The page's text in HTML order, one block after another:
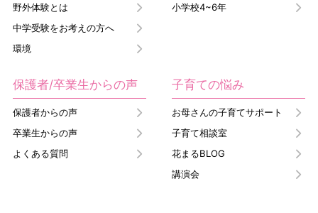
野外体験とは
中学受験をお考えの方へ
環境
小学校4~6年
保護者/卒業生からの声
保護者からの声
卒業生からの声
よくある質問
子育ての悩み
お母さんの子育てサポート
子育て相談室
花まるBLOG
講演会